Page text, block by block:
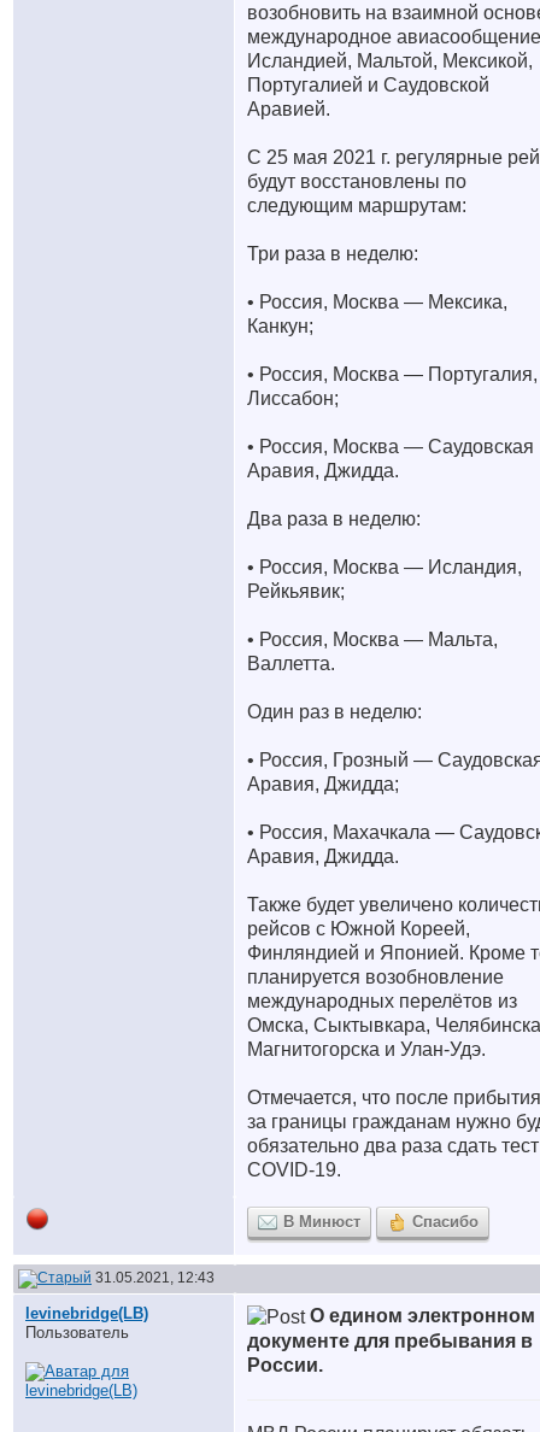
возобновить на взаимной
международное
Исландией, Мальтой, Мексикой,
Португалией и Саудовской
Аравией.
С 25 мая 2021 г. регулярные
будут восстановлены по
следующим маршрутам:
Три раза в неделю:
• Россия, Москва — Мексика,
Канкун;
• Россия, Москва — Португалия,
Лиссабон;
• Россия, Москва — Саудовская
Аравия, Джидда.
Два раза в неделю:
• Россия, Москва — Исландия,
Рейкьявик;
• Россия, Москва — Мальта,
Валлетта.
Один раз в неделю:
• Россия, Грозный —
Аравия, Джидда;
• Россия, Махачкала —
Аравия, Джидда.
Также будет увеличено
рейсов с Южной Кореей,
Финляндией и Японией. Кроме
планируется возобновление
международных перелётов из
Омска, Сыктывкара,
Магнитогорска и Улан-Удэ.
Отмечается, что после
за границы гражданам нужно
обязательно два раза сдать
COVID-19.
В Минюст Спасибо
31.05.2021, 12:43
levinebridge(LB)
Пользователь
О едином электронном
документе для пребывания в
России.